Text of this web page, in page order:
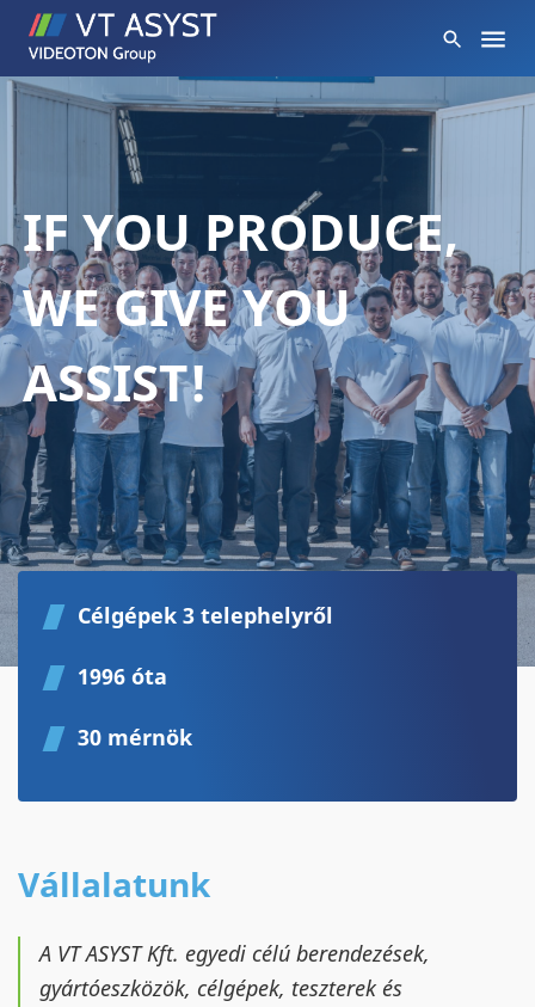
IF YOU PRODUCE,
WE GIVE YOU
ASSIST!
Célgépek 3 telephelyről
1996 óta
30 mérnök
Vállalatunk
A VT ASYST Kft. egyedi célú berendezések,
gyártóeszközök, célgépek, teszterek és